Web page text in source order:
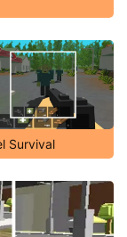
Survival